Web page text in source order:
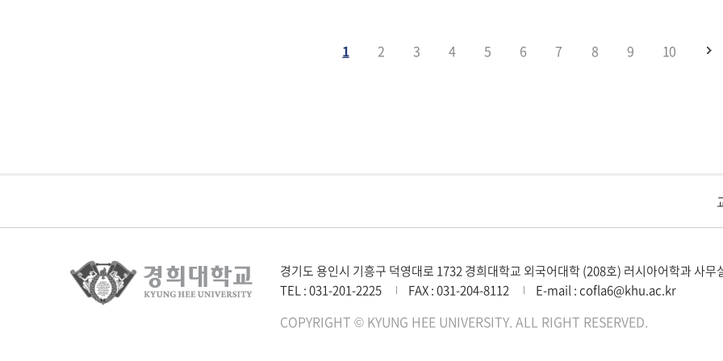
1 2 3 4 5 6 7 8 9 10
마지막페이지
경기도 용인시 기흥구 덕영대로 1732 경희대학교 외국어대학 (208호) 러시아어학과 사무
TEL : 031-201-2225
FAX : 031-204-8112 E-mail : cofla6@khu.ac.kr
COPYRIGHT © KYUNG HEE UNIVERSITY. ALL RIGHT RESERVED.